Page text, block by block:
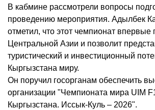
В кабмине рассмотрели вопросы
проведению мероприятия. Адылбек
отметил, что этот чемпионат впервые
Центральной Азии и позволит
туристический и инвестиционный
Кыргызстана миру.
Он поручил госорганам обеспечить
организации "Чемпионата мира UIM
Кыргызстана. Иссык-Куль – 2026".